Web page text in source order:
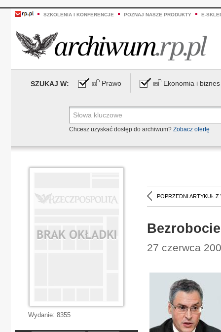
SZKOLENIA I KONFERENCJE POZNAJ NASZE PRODUKTY E-
SZUKAJ W: Prawo Ekonomia i biznes
Chcesz uzyskać dostęp do archiwum? Zobacz ofertę
POPRZEDNI ARTYKUŁ Z
27 czerwca
Wydanie: 8355